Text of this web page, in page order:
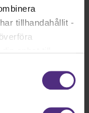
tillhandahållit -
i
våra
webbplats.
Cowrite!